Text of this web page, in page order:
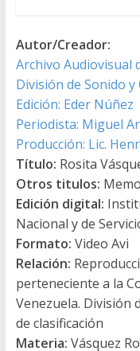
Autor/Creador:
Archivo Audiovisual
División de Sonido y
Edición: Eder Núñez
Periodista: Miguel
Producción: Lic.
Título: Rosita
Otros titulos:
Edición digital:
Nacional y de
Formato: Video Avi
Relación:
perteneciente a la
Venezuela. División
de clasificación
Materia: Vásquez